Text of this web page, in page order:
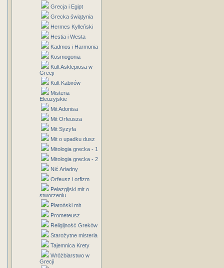
Grecja i Egipt
Grecka świątynia
Hermes Kylleński
Hestia i Westa
Kadmos i Harmonia
Kosmogonia
Kult Asklepiosa w
Grecji
Kult Kabirów
Misteria
Eleuzyjskie
Mit Adonisa
Mit Orfeusza
Mit Syzyfa
Mit o upadku dusz
Mitologia grecka - 1
Mitologia grecka - 2
Nić Ariadny
Orfeusz i orfizm
Pelazgijski mit o
stworzeniu
Platoński mit
Prometeusz
Religijność Greków
Starożytne misteria
Tajemnica Krety
Wróżbiarstwo w
Grecji